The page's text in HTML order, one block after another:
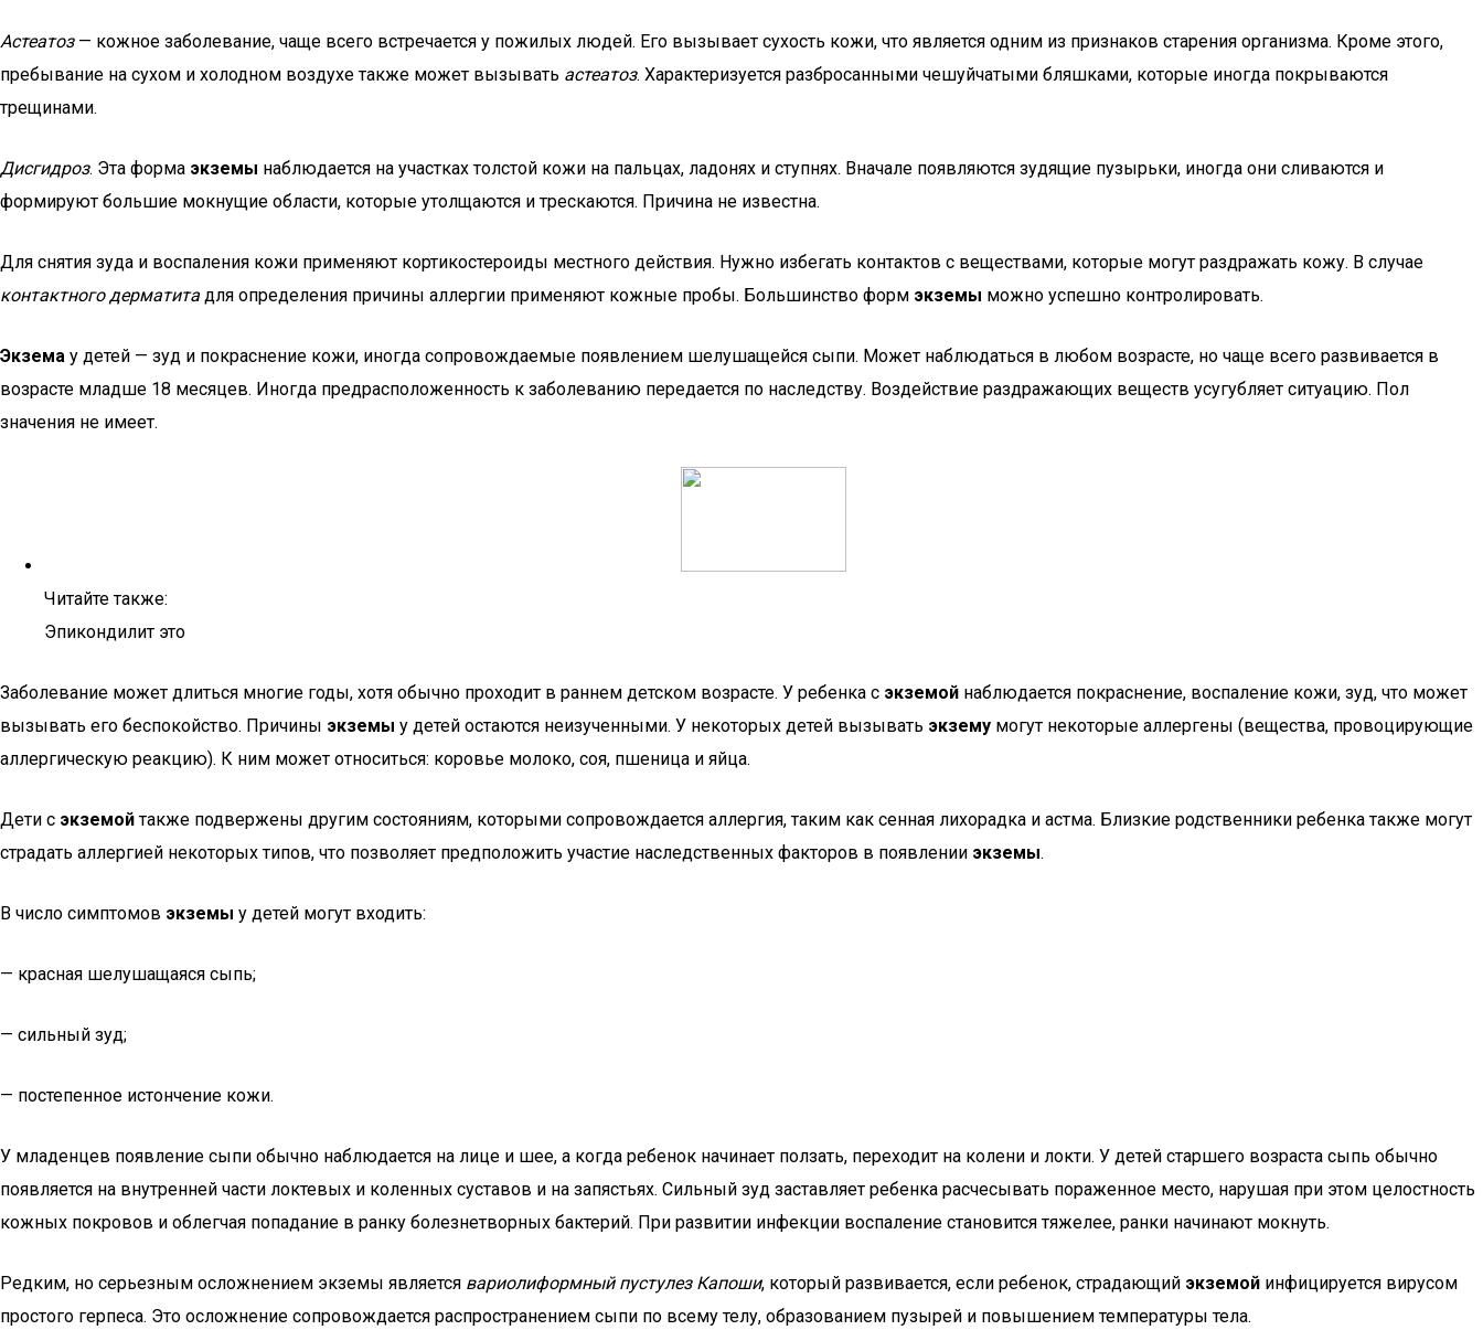
Астеатоз— кожное заболевание, чаще всего встречается у пожилых людей. Его вызывает сухость кожи, что является одним из признаков старения организма. Кроме этого,
пребывание на сухом и холодном воздухе также может вызывать астеатоз. Характеризуется разбросанными чешуйчатыми бляшками, которые иногда покрываются
трещинами.
Дисгидроз. Эта форма экземы наблюдается на участках толстой кожи на пальцах, ладонях и ступнях. Вначале появляются зудящие пузырьки, иногда они сливаются и
формируют большие мокнущие области, которые утолщаются и трескаются. Причина не известна.
Для снятия зуда и воспаления кожи применяют кортикостероиды местного действия. Нужно избегать контактов с веществами, которые могут раздражать кожу. В случае
контактного дерматита для определения причины аллергии применяют кожные пробы. Большинство форм экземы можно успешно контролировать.
Экзема у детей — зуд и покраснение кожи, иногда сопровождаемые появлением шелушащейся сыпи. Может наблюдаться в любом возрасте, но чаще всего развивается в
возрасте младше 18 месяцев. Иногда предрасположенность к заболеванию передается по наследству. Воздействие раздражающих веществ усугубляет ситуацию. Пол
значения не имеет.
Читайте также:
Эпикондилит это
Заболевание может длиться многие годы, хотя обычно проходит в раннем детском возрасте. У ребенка с экземой наблюдается покраснение, воспаление кожи, зуд, что может
вызывать его беспокойство. Причины экземы у детей остаются неизученными. У некоторых детей вызывать экзему могут некоторые аллергены (вещества, провоцирующие
аллергическую реакцию). К ним может относиться: коровье молоко, соя, пшеница и яйца.
Дети с экземойтакже подвержены другим состояниям, которыми сопровождается аллергия, таким как сенная лихорадка и астма. Близкие родственники ребенка также могут
страдать аллергией некоторых типов, что позволяет предположить участие наследственных факторов в появлении экземы.
В число симптомов экземы у детей могут входить:
— красная шелушащаяся сыпь;
— сильный зуд;
— постепенное истончение кожи.
У младенцев появление сыпи обычно наблюдается на лице и шее, а когда ребенок начинает ползать, переходит на колени и локти. У детей старшего возраста сыпь обычно
появляется на внутренней части локтевых и коленных суставов и на запястьях. Сильный зуд заставляет ребенка расчесывать пораженное место, нарушая при этом целостность
кожных покровов и облегчая попадание в ранку болезнетворных бактерий. При развитии инфекции воспаление становится тяжелее, ранки начинают мокнуть.
Редким, но серьезным осложнением экземы является вариолиформный пустулез Капоши, который развивается, если ребенок, страдающий экземой инфицируется вирусом
простого герпеса. Это осложнение сопровождается распространением сыпи по всему телу, образованием пузырей и повышением температуры тела.